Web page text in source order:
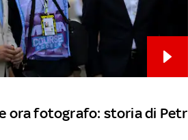
ora fotografo: storia di Petr